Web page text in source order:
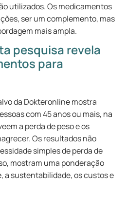
utilizados. Os medicamentos
ser um complemento, mas
mais ampla.
pesquisa revela
para
da Dokteronline mostra
com 45 anos ou mais, na
a perda de peso e os
Os resultados não
simples de perda de
mostram uma ponderação
a sustentabilidade, os custos e